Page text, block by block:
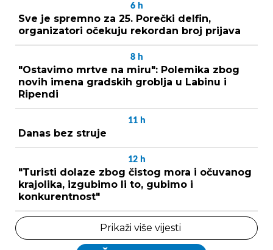
6 h
Sve je spremno za 25. Porečki delfin,
organizatori očekuju rekordan broj prijava
8 h
"Ostavimo mrtve na miru": Polemika zbog
novih imena gradskih groblja u Labinu i
Ripendi
11 h
Danas bez struje
12 h
"Turisti dolaze zbog čistog mora i očuvanog
krajolika, izgubimo li to, gubimo i
konkurentnost"
Prikaži više vijesti